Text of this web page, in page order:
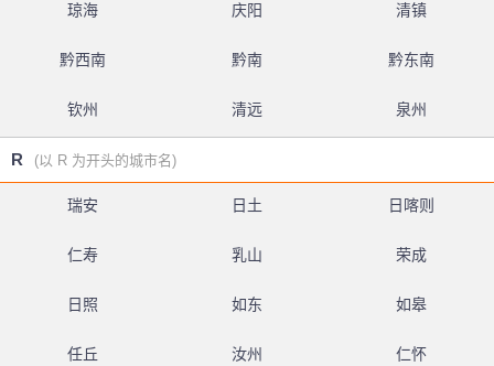
琼海 庆阳 清镇
黔西南 黔南 黔东南
钦州 清远 泉州
R (以 R 为开头的城市名)
瑞安 日土 日喀则
仁寿 乳山 荣成
日照 如东 如皋
任丘 汝州 仁怀